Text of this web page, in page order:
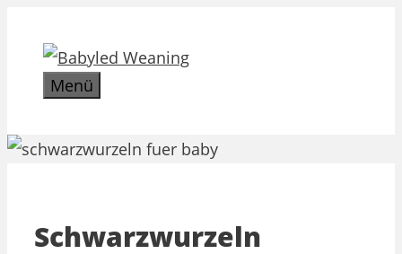
Inhalt
springenMenü
Schwarzwurzeln